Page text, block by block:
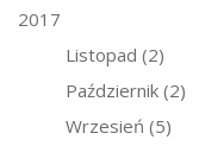
2017
Listopad (2)
Październik (2)
Wrzesień (5)